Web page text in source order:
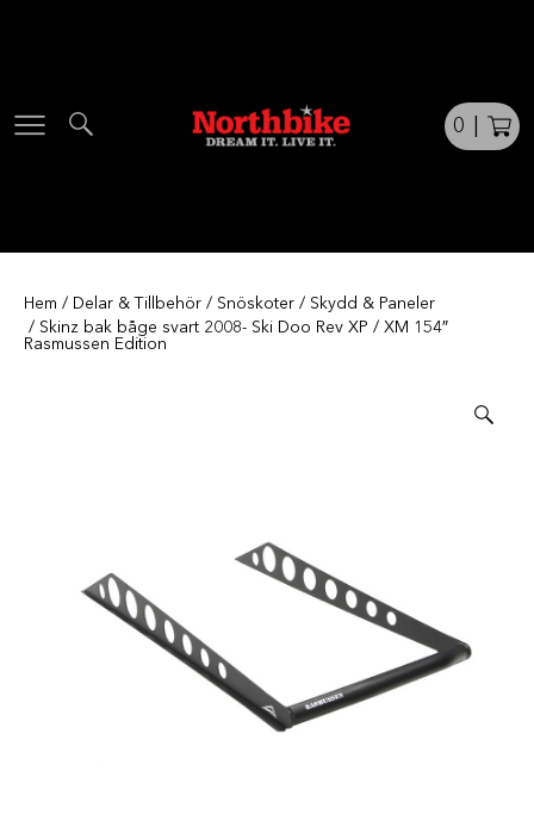
0
Hem / Delar & Tillbehör / Snöskoter / Skydd & Paneler
/ Skinz bak båge svart 2008- Ski Doo Rev XP / XM 154″
Rasmussen Edition